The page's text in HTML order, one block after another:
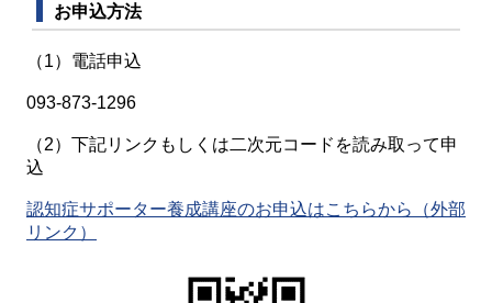
お申込方法
（1）電話申込
093-873-1296
（2）下記リンクもしくは二次元コードを読み取って申
込
認知症サポーター養成講座のお申込はこちらから（外部
リンク）